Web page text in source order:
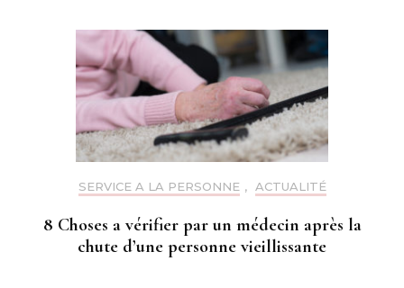
SERVICE A LA PERSONNE , ACTUALITÉ
8 Choses a vérifier par un médecin après la
chute d’une personne vieillissante